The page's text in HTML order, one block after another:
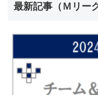
最新記事（Ｍリーグ